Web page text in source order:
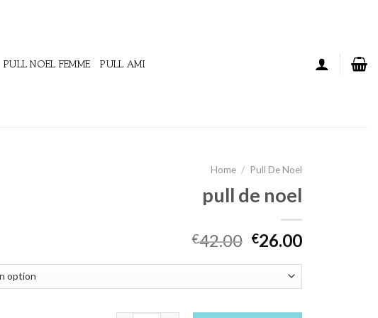
PULL NOEL FEMME PULL AMI
Home / Pull De Noel
pull de noel
€42.00 €26.00